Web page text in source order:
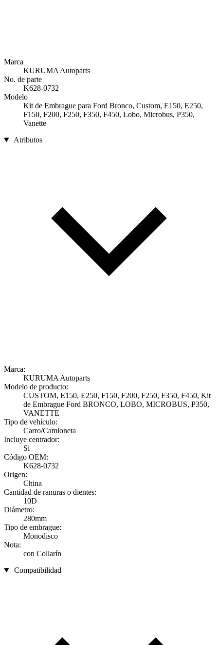
Marca
KURUMA Autoparts
No. de parte
K628-0732
Modelo
Kit de Embrague para Ford Bronco, Custom, E150, E250,
F150, F200, F250, F350, F450, Lobo, Microbus, P350,
Vanette
Atributos
Marca:
KURUMA Autoparts
Modelo de producto:
CUSTOM, E150, E250, F150, F200, F250, F350, F450, Kit
de Embrague Ford BRONCO, LOBO, MICROBUS, P350,
VANETTE
Tipo de vehículo:
Carro/Camioneta
Incluye centrador:
Si
Código OEM:
K628-0732
Origen:
China
Cantidad de ranuras o dientes:
10D
Diámetro:
280mm
Tipo de embrague:
Monodisco
Nota:
con Collarín
Compatibilidad